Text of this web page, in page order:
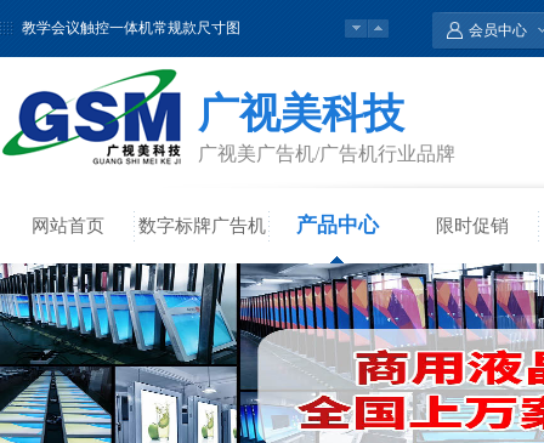
欢迎来到深圳市广视美科技有限公司官方网站
会员中心
广视美科技
广视美广告机/广告机行业品牌
网站首页 数字标牌广告机 产品中心 限时促销